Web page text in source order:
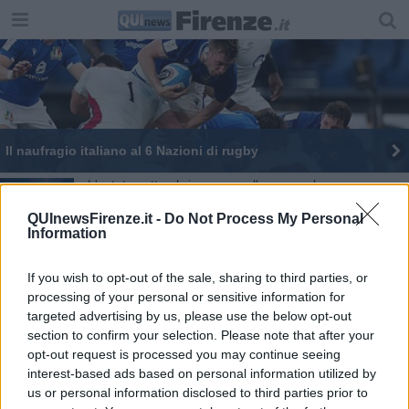
QUInewsFirenze.it - Do Not Process My Personal
Information
If you wish to opt-out of the sale, sharing to third parties, or
processing of your personal or sensitive information for
targeted advertising by us, please use the below opt-out
section to confirm your selection. Please note that after your
opt-out request is processed you may continue seeing
interest-based ads based on personal information utilized by
us or personal information disclosed to third parties prior to
Il naufragio italiano al 6 Nazioni di rugby
L'estate settembrina non molla ancora la presa
Ponte del 25 Aprile col meteo fra alti e bassi
Crollo in cantiere, tre vittime, operai feriti e
dispersi
Sole e clima mite aspettando il caldo di Minosse
Pasqua con sole e nuvole, Pasquetta con la